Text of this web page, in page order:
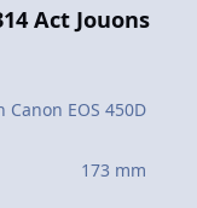
Act Jouons
Canon EOS 450D
173 mm